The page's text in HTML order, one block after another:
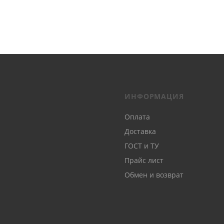
ИНФОРМАЦИЯ
Оплата
Доставка
ГОСТ и ТУ
Прайс лист
Обмен и возврат